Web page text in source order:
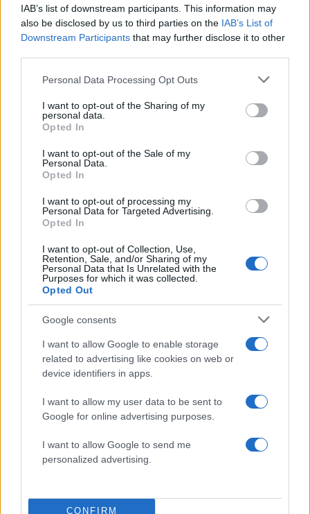
IAB’s list of downstream participants. This information may
also be disclosed by us to third parties on the IAB’s List of
Downstream Participants that may further disclose it to other
Please note that this website/app uses one or more Google
not limited to your visit or usage behaviour. You may click to
grant or deny consent to Google and its third-party tags to
use your data for below specified purposes in below Google
consent section.
Personal Data Processing Opt Outs
I want to opt-out of the Sharing of my
personal data.
Opted In
I want to opt-out of the Sale of my
Personal Data.
Opted In
I want to opt-out of processing my
Personal Data for Targeted Advertising.
Opted In
I want to opt-out of Collection, Use,
Retention, Sale, and/or Sharing of my
Personal Data that Is Unrelated with the
Purposes for which it was collected.
Opted Out
Google consents
I want to allow Google to enable storage
related to advertising like cookies on web or
device identifiers in apps.
I want to allow my user data to be sent to
Google for online advertising purposes.
I want to allow Google to send me
personalized advertising.
CONFIRM
Σχολίασε εδώ
Υποβολή σχολίου
Όροι Χρήσης . Το site προστατεύεται από reCAPTCHA, ισχύουν
Media
EUROVISION
GOOD JOB NICKY
Share:
Ακολουθήστε το Νewsit.gr στοGoogle News
ενημερωθείτε πρώτοι για όλη την ειδησεογραφία και τα
τελευταία νέα
της ημέρας
Πιο δημοφιλή
Τουρίστας ρωτούσε πόσο να πληρώσει για